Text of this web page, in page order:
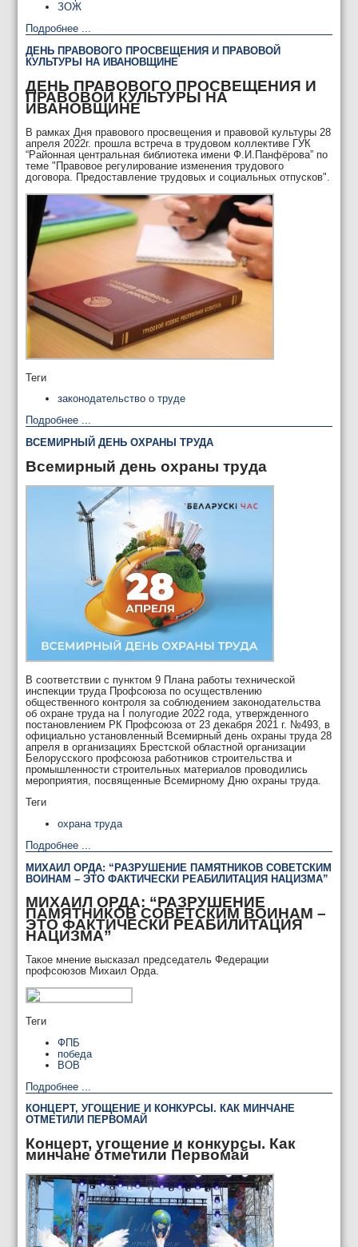
ЗОЖ
Подробнее ...
ДЕНЬ ПРАВОВОГО ПРОСВЕЩЕНИЯ И ПРАВОВОЙ
КУЛЬТУРЫ НА ИВАНОВЩИНЕ
ДЕНЬ ПРАВОВОГО ПРОСВЕЩЕНИЯ И
ПРАВОВОЙ КУЛЬТУРЫ НА
ИВАНОВЩИНЕ
В рамках Дня правового просвещения и правовой культуры 28
апреля 2022г. прошла встреча в трудовом коллективе ГУК
“Районная центральная библиотека имени Ф.И.Панфёрова” по
теме "Правовое регулирование изменения трудового
договора. Предоставление трудовых и социальных отпусков".
Теги
законодательство о труде
Подробнее ...
ВСЕМИРНЫЙ ДЕНЬ ОХРАНЫ ТРУДА
Всемирный день охраны труда
В соответствии с пунктом 9 Плана работы технической
инспекции труда Профсоюза по осуществлению
общественного контроля за соблюдением законодательства
об охране труда на I полугодие 2022 года, утвержденного
постановлением РК Профсоюза от 23 декабря 2021 г. №493, в
официально установленный Всемирный день охраны труда 28
апреля в организациях Брестской областной организации
Белорусского профсоюза работников строительства и
промышленности строительных материалов проводились
мероприятия, посвященные Всемирному Дню охраны труда.
Теги
охрана труда
Подробнее ...
МИХАИЛ ОРДА: “РАЗРУШЕНИЕ ПАМЯТНИКОВ СОВЕТСКИМ
ВОИНАМ – ЭТО ФАКТИЧЕСКИ РЕАБИЛИТАЦИЯ НАЦИЗМА”
МИХАИЛ ОРДА: “РАЗРУШЕНИЕ
ПАМЯТНИКОВ СОВЕТСКИМ ВОИНАМ –
ЭТО ФАКТИЧЕСКИ РЕАБИЛИТАЦИЯ
НАЦИЗМА”
Такое мнение высказал председатель Федерации
профсоюзов Михаил Орда.
Теги
ФПБ
победа
ВОВ
Подробнее ...
КОНЦЕРТ, УГОЩЕНИЕ И КОНКУРСЫ. КАК МИНЧАНЕ
ОТМЕТИЛИ ПЕРВОМАЙ
Концерт, угощение и конкурсы. Как
минчане отметили Первомай